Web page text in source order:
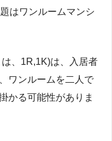
はワンルームマンシ
、1R,1K)は、入居者
ワンルームを二人で
かる可能性がありま